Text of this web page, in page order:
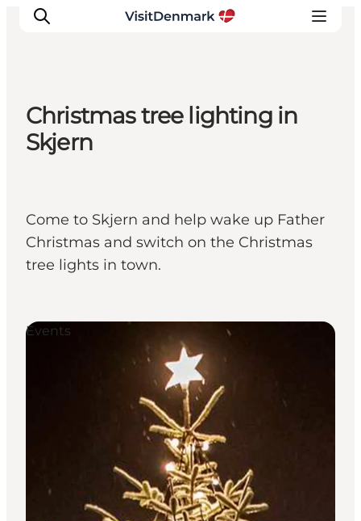
Inspiratie
Bestemmingen
Plan je reis
Christmas tree lighting in
Skjern
Come to Skjern and help wake up Father
Christmas and switch on the Christmas
tree lights in town.
Events